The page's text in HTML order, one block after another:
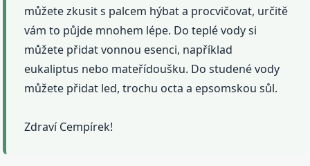
můžete zkusit s palcem hýbat a procvičovat, určitě
vám to půjde mnohem lépe. Do teplé vody si
můžete přidat vonnou esenci, například
eukaliptus nebo mateřídoušku. Do studené vody
můžete přidat led, trochu octa a epsomskou sůl.
Zdraví Cempírek!